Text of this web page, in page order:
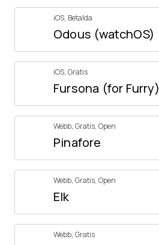
iOS, Betalda
Odous (watchOS)
iOS, Gratis
Fursona (for Furry)
Webb, Gratis, Open
Pinafore
Webb, Gratis, Open
Elk
Webb, Gratis